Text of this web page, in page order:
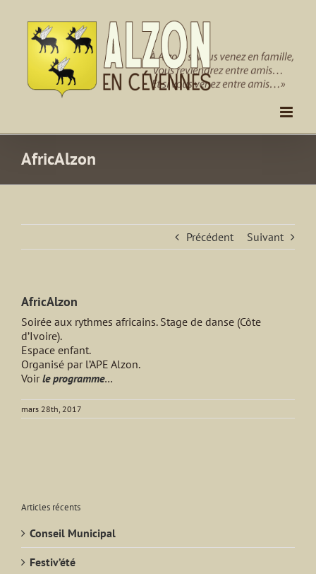
contenu
AfricAlzon
Précédent Suivant
AfricAlzon
Soirée aux rythmes africains. Stage de danse (Côte
d’Ivoire).
Espace enfant.
Organisé par l’APE Alzon.
Voir le programme…
mars 28th, 2017
Articles récents
Conseil Municipal
Festiv’été